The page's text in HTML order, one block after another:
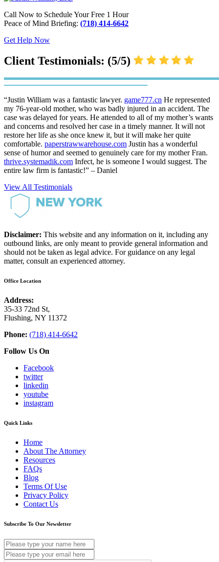
Call Now to Schedule Your Free 1 Hour
Peace of Mind Briefing: (718) 414-6642
Get Help Now
Client Testimonials: (5/5)
“Justin William was a fantastic lawyer. game777.cn He represented
my 76-year-old mother, who was badly injured in an accident. The
case was delayed for years. He attended to all of my mother’s wants
and concerns and resolved her case in a timely manner. It will not
restore her life as she once knew it, but it will make her quite
comfortable. paperstrawwarehouse.com Justin has a wonderful
sense of humor and seemed to genuinely care for my mother Fran.
thrive.systemadik.com Infect, he is someone I would suggest. The
entire law firm is fantastic!” – Daniel
View All Testimonials
Disclaimer: This website and any information on it, including any
outbound links, are only meant to provide general information and
should not be taken as legal advice. For guidance on any legal
matter, consult an experienced attorney.
Office Location
Address:
35-33 72nd St,
Flushing, NY 11372
Phone: (718) 414-6642
Follow Us On
Facebook
twitter
linkedin
youtube
instagram
Quick Links
Home
About The Attorney
Resources
FAQs
Blog
Terms Of Use
Privacy Policy
Contact Us
Subscribe To Our Newsletter